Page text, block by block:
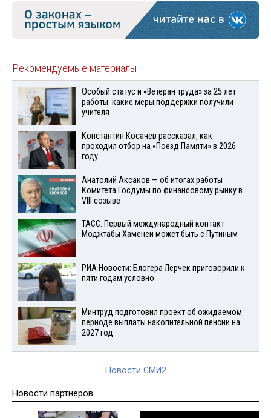
Рекомендуемые материалы
Особый статус и «Ветеран труда» за 25 лет
работы: какие меры поддержки получили
учителя
Константин Косачев рассказал, как
проходил отбор на «Поезд Памяти» в 2026
году
Анатолий Аксаков — об итогах работы
Комитета Госдумы по финансовому рынку в
VIII созыве
ТАСС: Первый международный контакт
Моджтабы Хаменеи может быть с Путиным
РИА Новости: Блогера Лерчек приговорили к
пяти годам условно
Минтруд подготовил проект об ожидаемом
периоде выплаты накопительной пенсии на
2027 год
Новости СМИ2
Новости партнеров